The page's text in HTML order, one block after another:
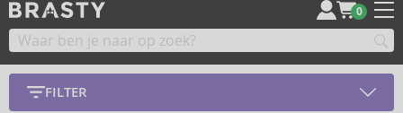
0
FILTER